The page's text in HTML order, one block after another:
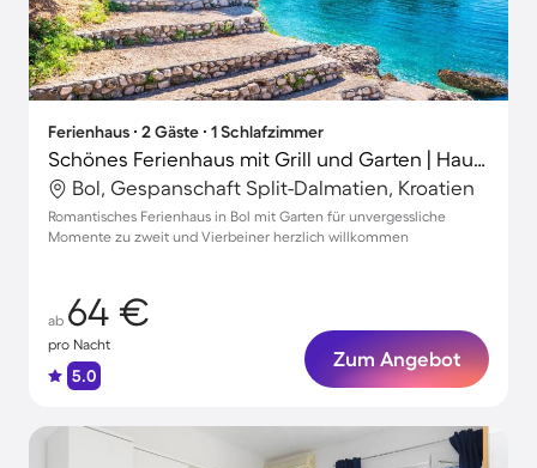
Ferienhaus ∙ 2 Gäste ∙ 1 Schlafzimmer
Schönes Ferienhaus mit Grill und Garten | Haustierfreundlich
Bol, Gespanschaft Split-Dalmatien, Kroatien
Romantisches Ferienhaus in Bol mit Garten für unvergessliche
Momente zu zweit und Vierbeiner herzlich willkommen
ab 64 €
pro Nacht
5.0
Zum Angebot